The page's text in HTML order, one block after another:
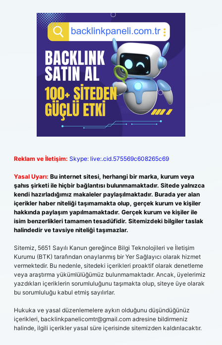
Reklam ve İletişim: Skype: live:.cid.575569c608265c69
Yasal Uyarı: Bu internet sitesi, herhangi bir marka, kurum veya
şahıs şirketi ile hiçbir bağlantısı bulunmamaktadır. Sitede yalnızca
kendi hazırladığımız makaleler paylaşılmaktadır. Burada yer alan
içerikler haber niteliği taşımamakta olup, gerçek kurum ve kişiler
hakkında paylaşım yapılmamaktadır. Gerçek kurum ve kişiler ile
isim benzerlikleri tamamen tesadüfidir. Sitemizdeki bilgiler taslak
halindedir ve tavsiye niteliği taşımazlar.
Sitemiz, 5651 Sayılı Kanun gereğince Bilgi Teknolojileri ve İletişim
Kurumu (BTK) tarafından onaylanmış bir Yer Sağlayıcı olarak hizmet
vermektedir. Bu nedenle, sitedeki içerikleri proaktif olarak denetleme
veya araştırma yükümlülüğümüz bulunmamaktadır. Ancak, üyelerimiz
yazdıkları içeriklerin sorumluluğunu taşımakta olup, siteye üye olarak
bu sorumluluğu kabul etmiş sayılırlar.
Hukuka ve yasal düzenlemelere aykırı olduğunu düşündüğünüz
içerikleri, backlinkpanelicomtr@gmail.com adresine bildirmeniz
halinde, ilgili içerikler yasal süre içerisinde sitemizden kaldırılacaktır.